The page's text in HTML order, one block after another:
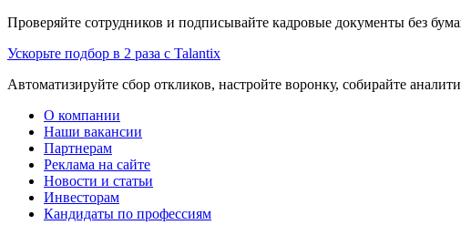
Проверяйте сотрудников и подписывайте кадровые документы без
Ускорьте подбор в 2 раза с Talantix
Автоматизируйте сбор откликов, настройте воронку, собирайте
О компании
Наши вакансии
Партнерам
Реклама на сайте
Новости и статьи
Инвесторам
Кандидаты по профессиям